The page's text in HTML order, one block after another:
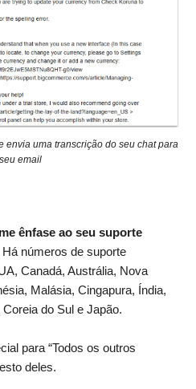
envia uma transcrição do seu chat para
email
ênfase ao seu suporte
Há números de suporte
Canadá, Austrália, Nova
Malásia, Cingapura, Índia,
do Sul e Japão.
para “Todos os outros
deles.